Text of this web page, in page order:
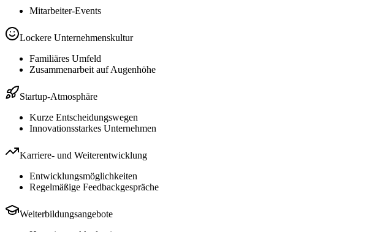
Mitarbeiter-Events
Lockere Unternehmenskultur
Familiäres Umfeld
Zusammenarbeit auf Augenhöhe
Startup-Atmosphäre
Kurze Entscheidungswegen
Innovationsstarkes Unternehmen
Karriere- und Weiterentwicklung
Entwicklungsmöglichkeiten
Regelmäßige Feedbackgespräche
Weiterbildungsangebote